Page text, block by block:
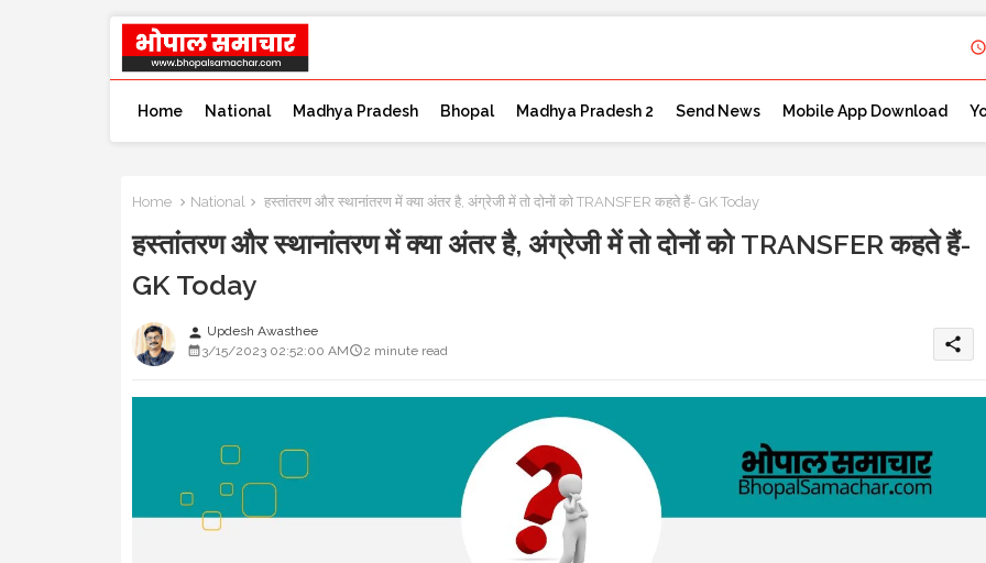
Home National Madhya Pradesh Bhopal Madhya Pradesh 2 Send News Mobile App Download
Home National हस्तांतरण और स्थानांतरण में क्या अंतर है, अंग्रेजी में तो दोनों को TRANSFER कहते हैं- GK Today
हस्तांतरण और स्थानांतरण में क्या अंतर है, अंग्रेजी में तो दोनों को TRANSFER कहते हैं-
GK Today
person Updesh Awasthee
3/15/2023 02:52:00 AM
2 minute read share